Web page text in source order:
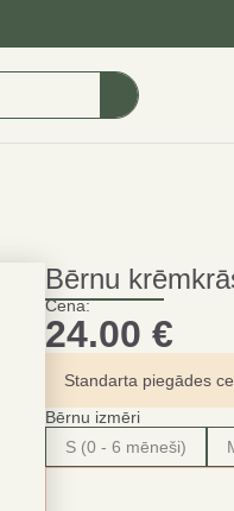
Bērnu
Cena:
24.00 €
Standarta piegādes
Bērnu izmēri
S (0 - 6 mēneši)